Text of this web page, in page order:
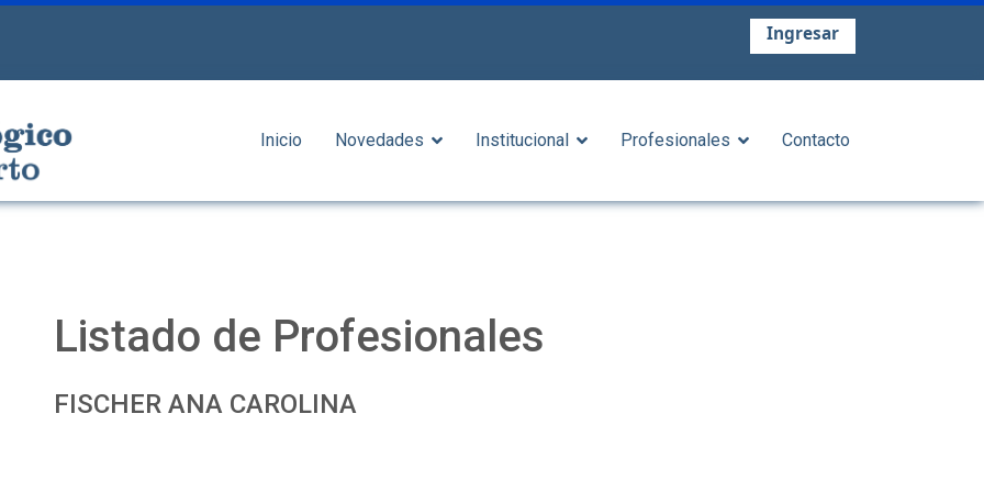
Ingresar
Inicio Novedades Institucional Profesionales Contacto
Listado de Profesionales
FISCHER ANA CAROLINA